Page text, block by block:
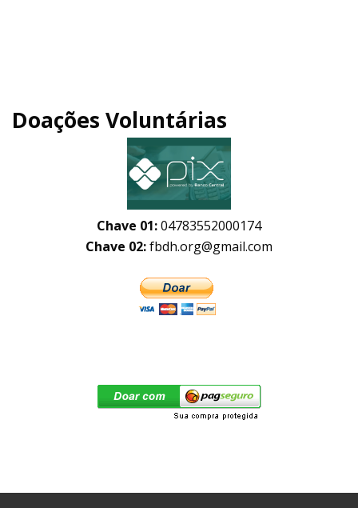
Doações Voluntárias
Chave 01:04783552000174
Chave 02:fbdh.org@gmail.com